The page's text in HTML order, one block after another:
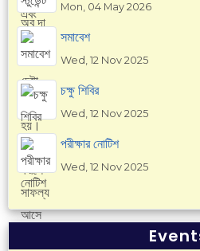
Mon, 04 May 2026
সমাবেশ
Wed, 12 Nov 2025
চক্ষু শিবির
Wed, 12 Nov 2025
পরীক্ষার নোটিশ
Wed, 12 Nov 2025